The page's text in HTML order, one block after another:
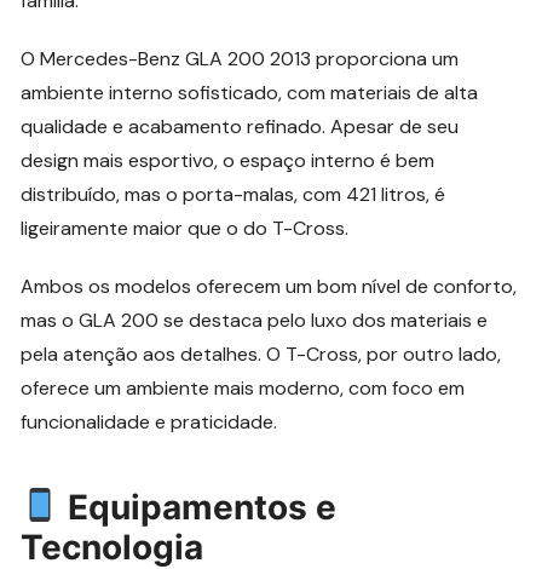
O Mercedes-Benz GLA 200 2013 proporciona um
ambiente interno sofisticado, com materiais de alta
qualidade e acabamento refinado. Apesar de seu
design mais esportivo, o espaço interno é bem
distribuído, mas o porta-malas, com 421 litros, é
ligeiramente maior que o do T-Cross.
Ambos os modelos oferecem um bom nível de conforto,
mas o GLA 200 se destaca pelo luxo dos materiais e
pela atenção aos detalhes. O T-Cross, por outro lado,
oferece um ambiente mais moderno, com foco em
funcionalidade e praticidade.
Equipamentos e
Tecnologia